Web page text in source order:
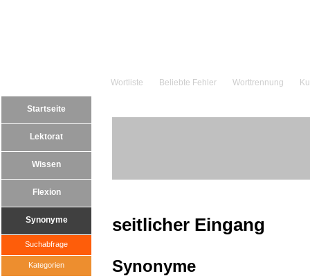
Wortliste Beliebte Fehler Worttrennung
Startseite
Lektorat
Wissen
Flexion
Synonyme
Suchabfrage
Kategorien
seitlicher Eingang
Synonyme